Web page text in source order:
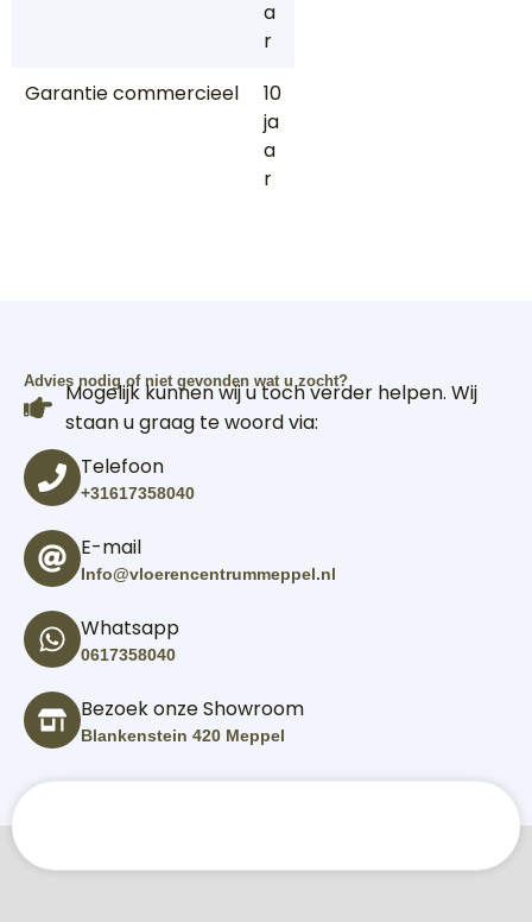
a
r
Garantie commercieel
10
ja
a
r
Advies nodig of niet gevonden wat u zocht?
Mogelijk kunnen wij u toch verder helpen. Wij
staan u graag te woord via:
Telefoon
+31617358040
E-mail
Info@vloerencentrummeppel.nl
Whatsapp
0617358040
Bezoek onze Showroom
Blankenstein 420 Meppel